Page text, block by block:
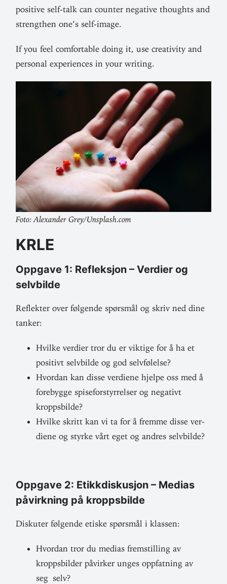
positive self-talk can counter neg­ative thoughts and
strengthen one’s self-image.
If you feel com­for­table doing it, use crea­tivity and
per­sonal expe­ri­ences in your writing.
Foto: Alex­ander Grey/Unsplash.com
KRLE
Oppgave 1: Refleksjon – Verdier og
selvbilde
Reflekter over føl­gende spørsmål og skriv ned dine
tanker:
Hvilke verdier tror du er viktige for å ha et
positivt selv­bilde og god selvfølelse?
Hvordan kan disse ver­diene hjelpe oss med å
fore­bygge spise­for­styr­relser og neg­ativt
kroppsbilde?
Hvilke skritt kan vi ta for å fremme disse ver­
diene og styrke vårt eget og andres selvbilde?
Oppgave 2: Etikk­dis­kusjon – Medias
påvirkning på kroppsbilde
Dis­kuter føl­gende etiske spørsmål i klassen:
Hvordan tror du medias frem­stilling av
kropps­bilder påvirker unges opp­fatning av
seg selv?